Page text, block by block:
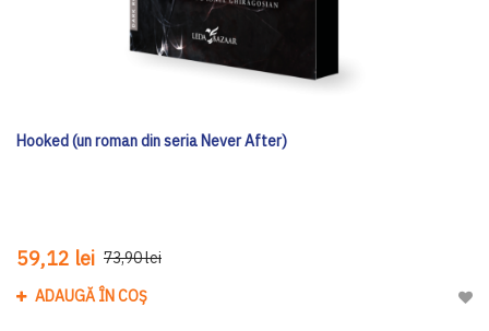
Hooked (un roman din seria Never After)
59,12 lei 73,90 lei
ADAUGĂ ÎN COȘ